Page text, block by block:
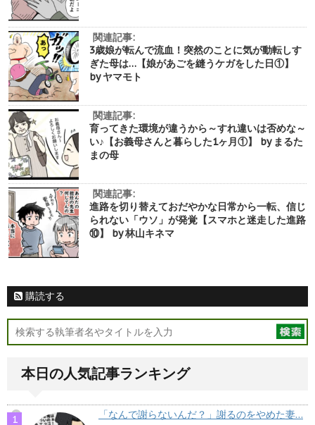
関連記事:
3歳娘が転んで流血！突然のことに気が動転しす
ぎた母は…【娘があごを縫うケガをした日①】
by ヤマモト
関連記事:
育ってきた環境が違うから～すれ違いは否めな～
い♪【お義母さんと暮らした1ヶ月①】 by まるた
まの母
関連記事:
進路を切り替えておだやかな日常から一転、信じ
られない「ウソ」が発覚【スマホと迷走した進路
⑩】 by 林山キネマ
購読する
本日の人気記事ランキング
「なんで謝らないんだ？」謝るのをやめた妻…